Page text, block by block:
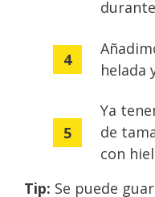
helada
Ya
de
con
Tip: Se puede